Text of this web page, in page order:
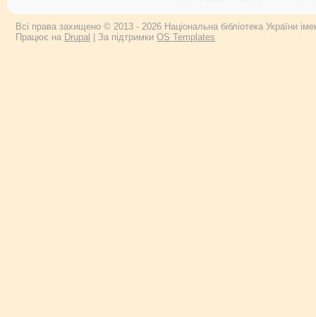
Всі права захищено © 2013 - 2026 Національна бібліотека України
Працює на Drupal | За підтримки OS Templates